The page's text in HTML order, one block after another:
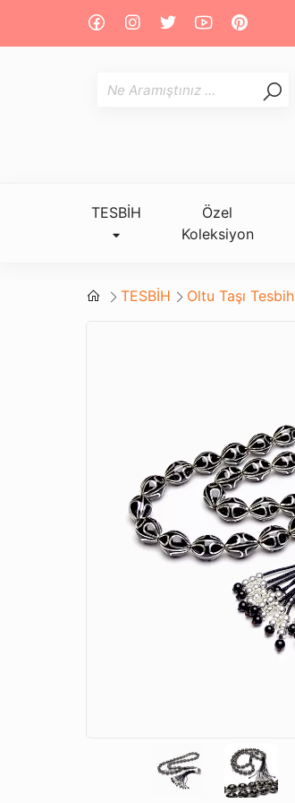
TESBİH
Özel
Koleksiyon
TESBİH Oltu Taşı Tesbih